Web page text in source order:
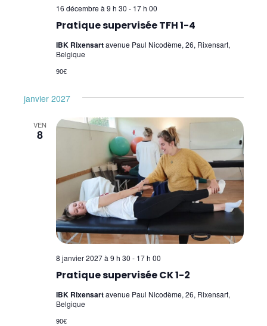
Pratique supervisée TFH 1-4
16 décembre à 9 h 30 - 17 h 00
IBK Rixensartavenue Paul Nicodème, 26, Rixensart,
Belgique
90€
janvier 2027
VEN
8
Pratique supervisée CK 1-2
8 janvier 2027 à 9 h 30 - 17 h 00
IBK Rixensartavenue Paul Nicodème, 26, Rixensart,
Belgique
90€